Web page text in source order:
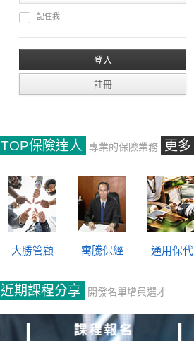
記住我
TOP保險達人 專業的保險業務 更多
大勝管顧 寓騰保經 通用保代
近期課程分享 開發名單增員選才